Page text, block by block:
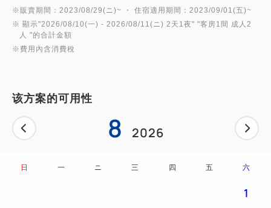
此計劃將在您的房間提供以下物品：
・恐龍鋁製氣球
・恐龍浴球
當天的氣球恐龍和商品種類將會帶給大家驚喜！請交給
*照片僅供參考。
※商品可以帶回家。請在家享用。
※販賣期間：2023/08/29(ニ)~ ・ 住宿適用期間：2023/09/01(五)~
※ 顯示"2026/08/10(一) - 2026/08/11(ニ) 2天1夜" "客房1間 成人2
人 "的合計金額
※費用內含消費稅
该方案的可用性
8 2026
日 一 ニ 三 四 五 六
1